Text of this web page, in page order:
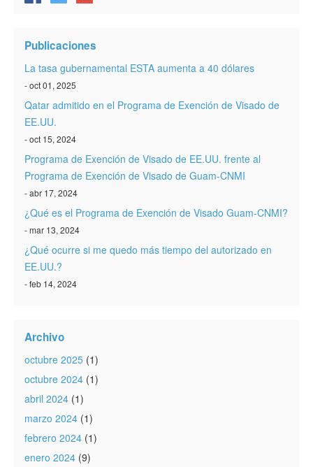
Publicaciones
La tasa gubernamental ESTA aumenta a 40 dólares
- oct 01, 2025
Qatar admitido en el Programa de Exención de Visado de
EE.UU.
- oct 15, 2024
Programa de Exención de Visado de EE.UU. frente al
Programa de Exención de Visado de Guam-CNMI
- abr 17, 2024
¿Qué es el Programa de Exención de Visado Guam-CNMI?
- mar 13, 2024
¿Qué ocurre si me quedo más tiempo del autorizado en
EE.UU.?
- feb 14, 2024
Archivo
octubre 2025 (1)
octubre 2024 (1)
abril 2024 (1)
marzo 2024 (1)
febrero 2024 (1)
enero 2024 (9)